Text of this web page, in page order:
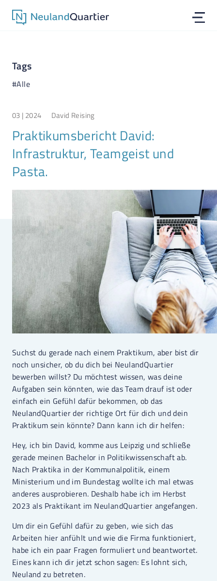
Tags
#Alle
03 | 2024 David Reising
Praktikumsbericht David:
Infrastruktur, Teamgeist und
Pasta.
Suchst du gerade nach einem Praktikum, aber bist dir
noch unsicher, ob du dich bei NeulandQuartier
bewerben willst? Du möchtest wissen, was deine
Aufgaben sein könnten, wie das Team drauf ist oder
einfach ein Gefühl dafür bekommen, ob das
NeulandQuartier der richtige Ort für dich und dein
Praktikum sein könnte? Dann kann ich dir helfen:
Hey, ich bin David, komme aus Leipzig und schließe
gerade meinen Bachelor in Politikwissenschaft ab.
Nach Praktika in der Kommunalpolitik, einem
Ministerium und im Bundestag wollte ich mal etwas
anderes ausprobieren. Deshalb habe ich im Herbst
2023 als Praktikant im NeulandQuartier angefangen.
Um dir ein Gefühl dafür zu geben, wie sich das
Arbeiten hier anfühlt und wie die Firma funktioniert,
habe ich ein paar Fragen formuliert und beantwortet.
Eines kann ich dir jetzt schon sagen: Es lohnt sich,
Neuland zu betreten.